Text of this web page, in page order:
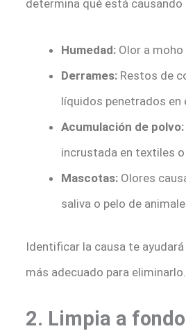
determina qué está causando
Humedad:Olor a moho
Derrames:Restos de
líquidos penetrados en
Acumulación de polvo:
incrustada en textiles o
Mascotas:Olores
saliva o pelo de
Identificar la causa te
más adecuado para eliminarlo.
2. Limpia a